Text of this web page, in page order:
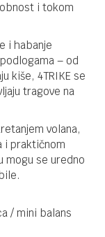
i tokom
i habanje
– od
kiše, 4TRIKE se
tragove na
volana,
i praktičnom
mogu se uredno
/ mini balans